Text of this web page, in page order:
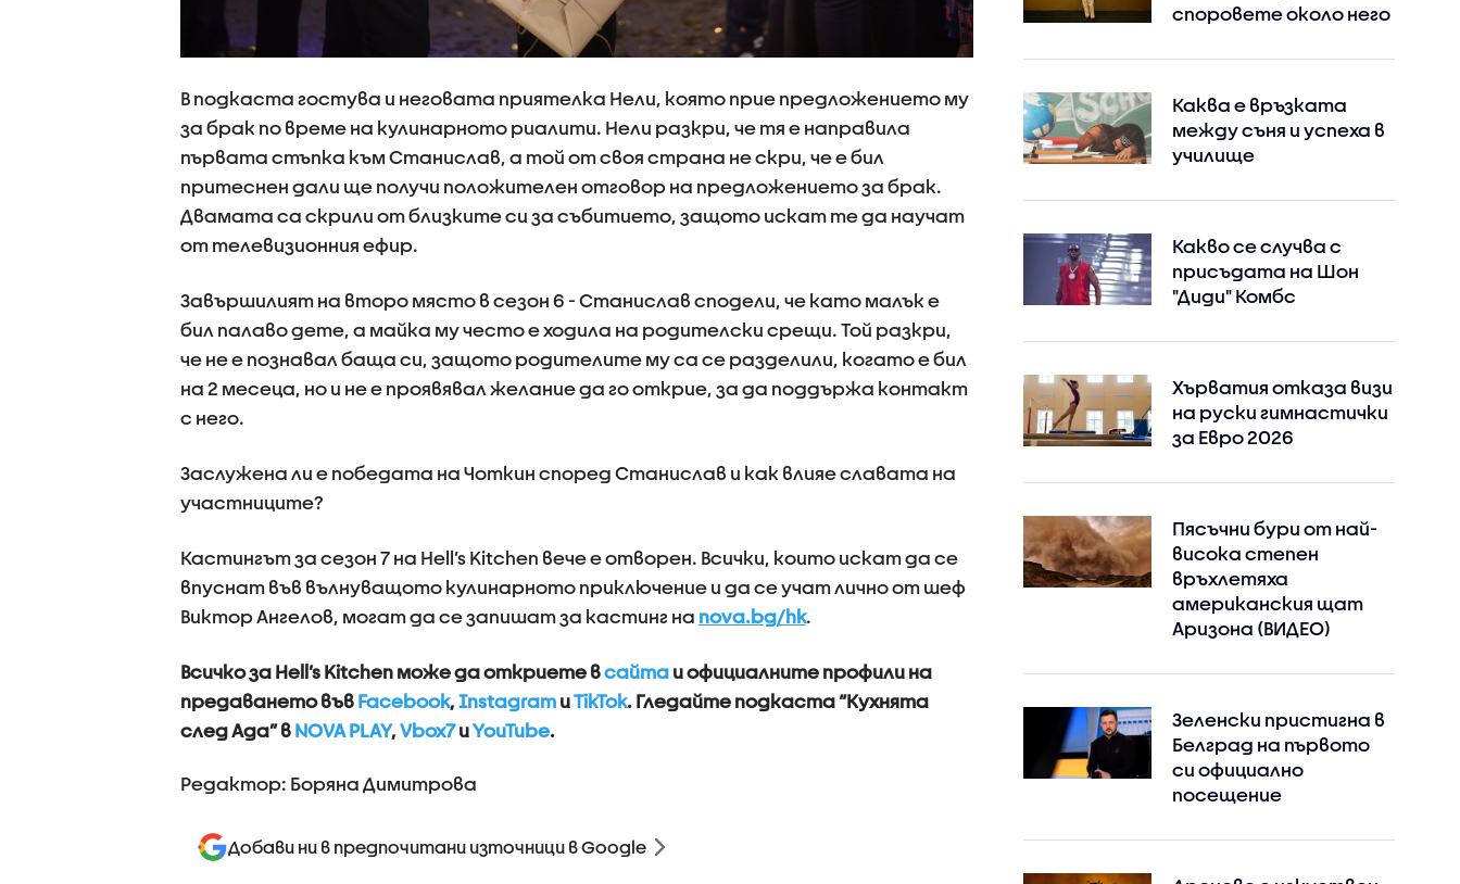
В подкаста гостува и неговата приятелка Нели, която прие предложението му
за брак по време на кулинарното риалити. Нели разкри, че тя е направила
първата стъпка към Станислав, а той от своя страна не скри, че е бил
притеснен дали ще получи положителен отговор на предложението за брак.
Двамата са скрили от близките си за събитието, защото искат те да научат
от телевизионния ефир.
Завършилият на второ място в сезон 6 - Станислав сподели, че като малък е
бил палаво дете, а майка му често е ходила на родителски срещи. Той разкри,
че не е познавал баща си, защото родителите му са се разделили, когато е бил
на 2 месеца, но и не е проявявал желание да го открие, за да поддържа контакт
с него.
Заслужена ли е победата на Чоткин според Станислав и как влияе славата на
участниците?
Кастингът за сезон 7 на Hell’s Kitchen вече е отворен. Всички, които искат да се
впуснат във вълнуващото кулинарното приключение и да се учат лично от шеф
Виктор Ангелов, могат да се запишат за кастинг на nova.bg/hk.
Всичко за Hell’s Kitchen може да откриете всайтаи официалните профили на
предаването във Facebook, InstagramиTikTok. Гледайте подкаста “Кухнята
след Ада” в NOVA PLAY, Vbox7иYouTube.
Редактор: Боряна Димитрова
Добави ни в предпочитани източници в Google
споровете около него
Каква е връзката
между съня и успеха в
училище
Какво се случва с
присъдата на Шон
"Диди" Комбс
Хърватия отказа визи
на руски гимнастички
за Евро 2026
Пясъчни бури от най-
висока степен
връхлетяха
американския щат
Аризона (ВИДЕО)
Зеленски пристигна в
Белград на първото
си официално
посещение